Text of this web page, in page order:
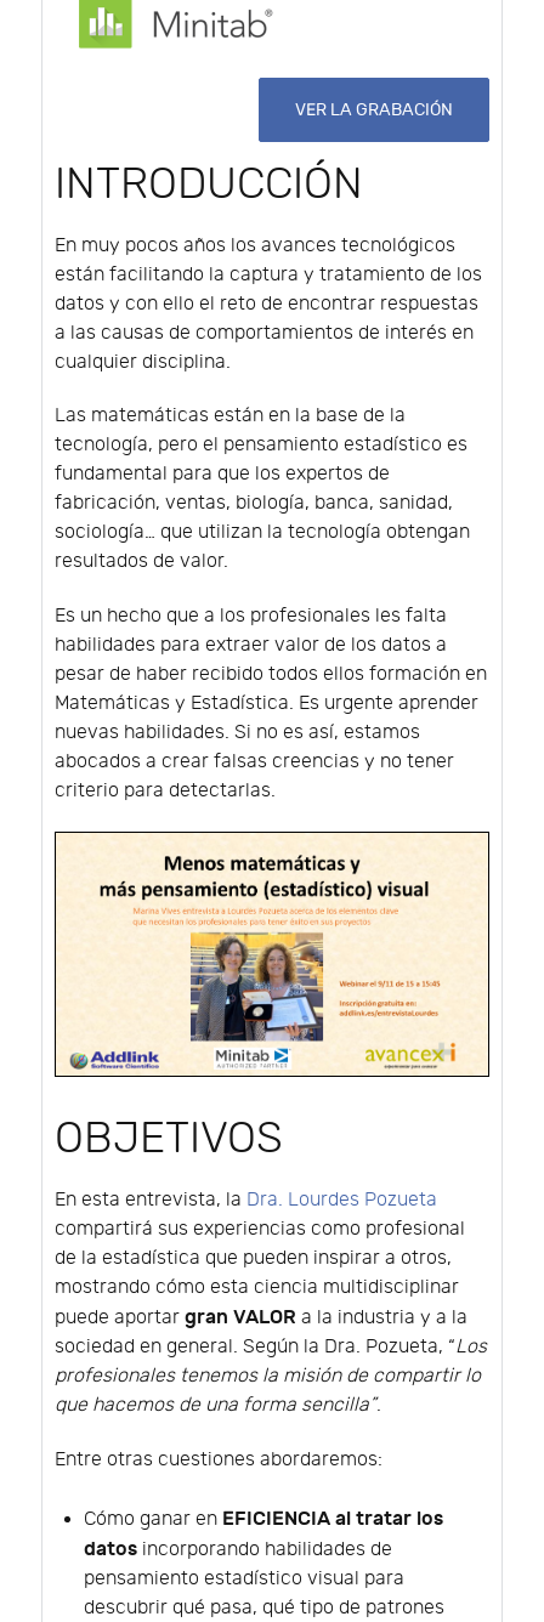
VER LA GRABACIÓN
INTRODUCCIÓN
En muy pocos años los avances tecnológicos
están facilitando la captura y tratamiento de los
datos y con ello el reto de encontrar respuestas
a las causas de comportamientos de interés en
cualquier disciplina.
Las matemáticas están en la base de la
tecnología, pero el pensamiento estadístico es
fundamental para que los expertos de
fabricación, ventas, biología, banca, sanidad,
sociología… que utilizan la tecnología obtengan
resultados de valor.
Es un hecho que a los profesionales les falta
habilidades para extraer valor de los datos a
pesar de haber recibido todos ellos formación en
Matemáticas y Estadística. Es urgente aprender
nuevas habilidades. Si no es así, estamos
abocados a crear falsas creencias y no tener
criterio para detectarlas.
OBJETIVOS
En esta entrevista, la Dra. Lourdes Pozueta
compartirá sus experiencias como profesional
de la estadística que pueden inspirar a otros,
mostrando cómo esta ciencia multidisciplinar
puede aportar gran VALOR a la industria y a la
sociedad en general. Según la Dra. Pozueta, “Los
profesionales tenemos la misión de compartir lo
que hacemos de una forma sencilla”.
Entre otras cuestiones abordaremos:
Cómo ganar en EFICIENCIA al tratar los
datos incorporando habilidades de
pensamiento estadístico visual para
descubrir qué pasa, qué tipo de patrones